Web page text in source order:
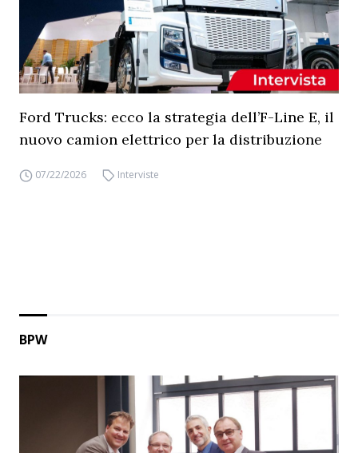
Ford Trucks: ecco la strategia dell’F-Line E, il
nuovo camion elettrico per la distribuzione
07/22/2026 Interviste
BPW